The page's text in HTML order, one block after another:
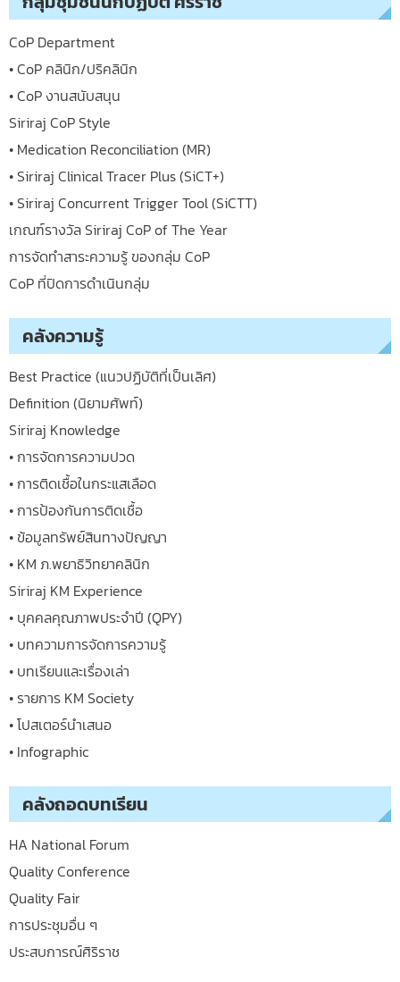
CoP Department
• CoP คลินิก/ปริคลินิก
• CoP งานสนับสนุน
Siriraj CoP Style
• Medication Reconciliation (MR)
• Siriraj Clinical Tracer Plus (SiCT+)
• Siriraj Concurrent Trigger Tool (SiCTT)
เกณฑ์รางวัล Siriraj CoP of The Year
การจัดทำสาระความรู้ ของกลุ่ม CoP
CoP ที่ปิดการดำเนินกลุ่ม
คลังความรู้
Best Practice (แนวปฏิบัติที่เป็นเลิศ)
Definition (นิยามศัพท์)
Siriraj Knowledge
• การจัดการความปวด
• การติดเชื้อในกระแสเลือด
• การป้องกันการติดเชื้อ
• ข้อมูลทรัพย์สินทางปัญญา
• KM ภ.พยาธิวิทยาคลินิก
Siriraj KM Experience
• บุคคลคุณภาพประจำปี (QPY)
• บทความการจัดการความรู้
• บทเรียนและเรื่องเล่า
• รายการ KM Society
• โปสเตอร์นำเสนอ
• Infographic
คลังถอดบทเรียน
HA National Forum
Quality Conference
Quality Fair
การประชุมอื่น ๆ
ประสบการณ์ศิริราช